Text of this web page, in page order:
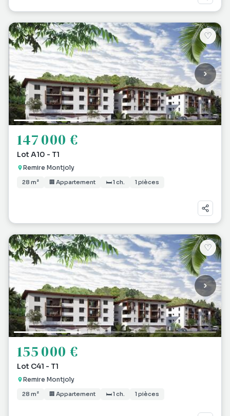
♡
147 000 €
Lot A10 - T1
Remire Montjoly
28 m² 🏢 Appartement 🛏 1 ch. 1 pièces
♡
155 000 €
Lot C41 - T1
Remire Montjoly
28 m² 🏢 Appartement 🛏 1 ch. 1 pièces